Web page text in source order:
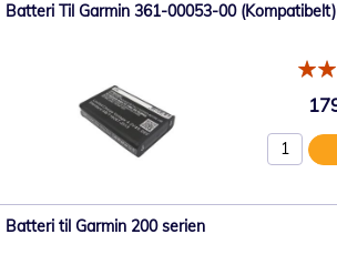
Batteri Til Garmin 361-00053-00 (Kompatibelt)
Batteri til Garmin 200 serien